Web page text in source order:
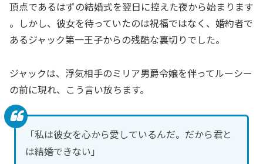
頂点であるはずの結婚式を翌日に控えた夜から始まります
。しかし、彼女を待っていたのは祝福ではなく、婚約者で
あるジャック第一王子からの残酷な裏切りでした。
ジャックは、浮気相手のミリア男爵令嬢を伴ってルーシー
の前に現れ、こう言い放ちます。
「私は彼女を心から愛しているんだ。だから君と
は結婚できない」